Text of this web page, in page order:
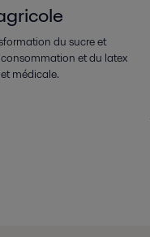
du sucre et
et du latex
médicale.